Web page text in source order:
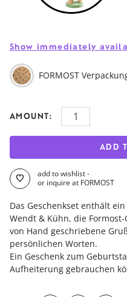
Show immediately
FORMOST
AMOUNT:
ADD
add to wishlist -
or inquire at FORMOST
Das Geschenkset enthält
Wendt & Kühn, die
von Hand geschriebene
persönlichen Worten.
Ein Geschenk zum
Aufheiterung gebrauchen